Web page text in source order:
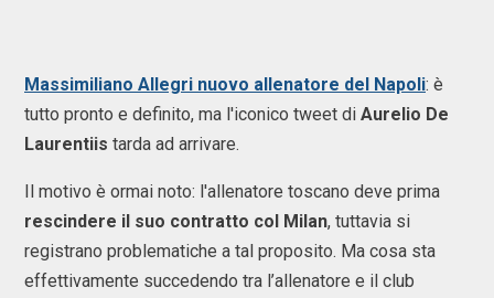
Massimiliano Allegri nuovo allenatore del Napoli: è
tutto pronto e definito, ma l'iconico tweet di Aurelio De
Laurentiis tarda ad arrivare.
Il motivo è ormai noto: l'allenatore toscano deve prima
rescindere il suo contratto col Milan, tuttavia si
registrano problematiche a tal proposito. Ma cosa sta
effettivamente succedendo tra l’allenatore e il club